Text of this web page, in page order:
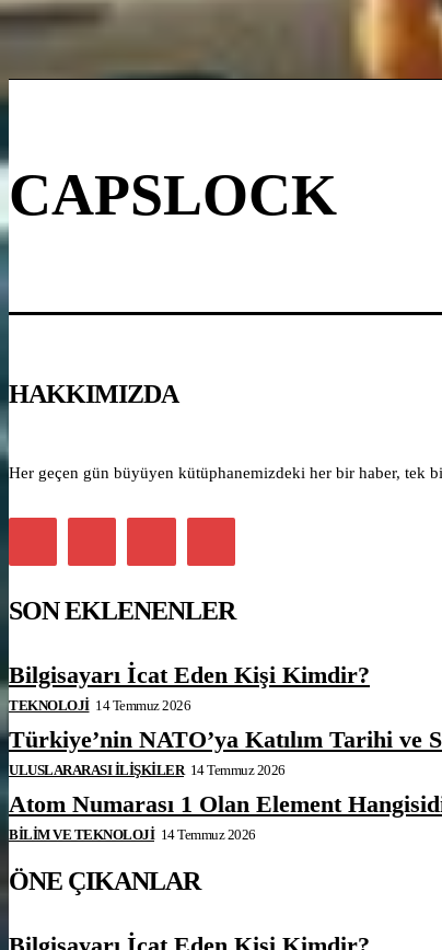
CAPSLOCK
HAKKIMIZDA
Her geçen gün büyüyen kütüphanemizdeki her bir haber, tek
SON EKLENENLER
Bilgisayarı İcat Eden Kişi Kimdir?
TEKNOLOJI 14 Temmuz 2026
Türkiye’nin NATO’ya Katılım Tarihi ve
ULUSLARARASI İLIŞKILER 14 Temmuz 2026
Atom Numarası 1 Olan Element
BILIM VE TEKNOLOJI 14 Temmuz 2026
ÖNE ÇIKANLAR